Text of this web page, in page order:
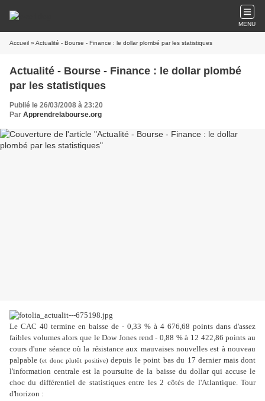
MENU
Accueil » Actualité - Bourse - Finance : le dollar plombé par les statistiques
Actualité - Bourse - Finance : le dollar plombé
par les statistiques
Publié le 26/03/2008 à 23:20
Par Apprendrelabourse.org
Le CAC 40 termine en baisse de - 0,33 % à 4 676,68 points dans d'assez
faibles volumes alors que le Dow Jones rend - 0,88 % à 12 422,86 points au
cours d'une séance où la résistance aux mauvaises nouvelles est à nouveau
palpable(et donc plutôt positive)depuis le point bas du 17 dernier mais dont
l'information centrale est la poursuite de la baisse du dollar qui accuse le
choc du différentiel de statistiques entre les 2 côtés de l'Atlantique. Tour
d'horizon :